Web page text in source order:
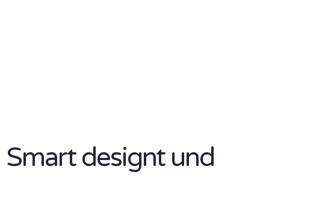
Smart designt und